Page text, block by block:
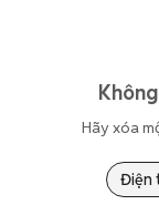
Hãy xóa
Điện